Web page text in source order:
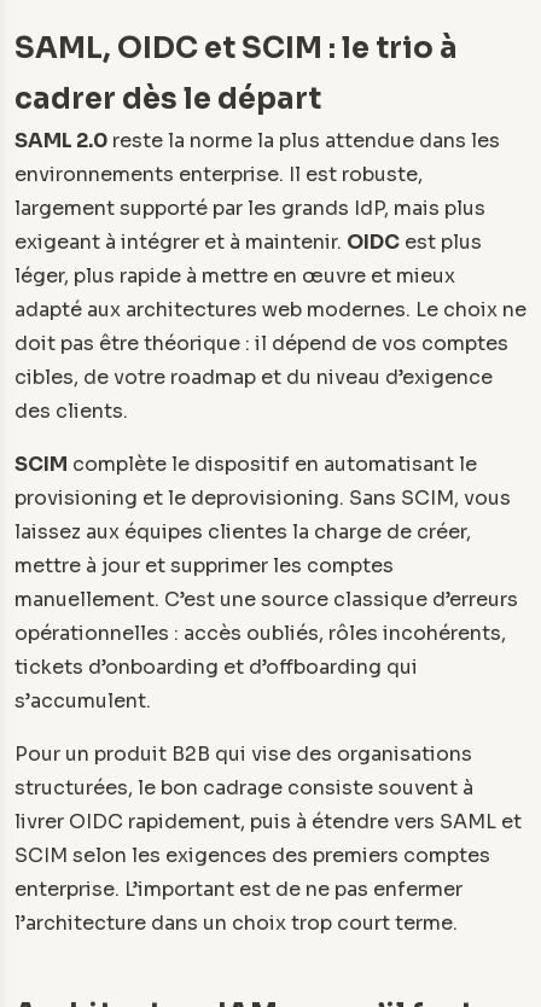
SAML, OIDC et SCIM : le trio à
cadrer dès le départ
SAML 2.0 reste la norme la plus attendue dans les
environnements enterprise. Il est robuste,
largement supporté par les grands IdP, mais plus
exigeant à intégrer et à maintenir. OIDC est plus
léger, plus rapide à mettre en œuvre et mieux
adapté aux architectures web modernes. Le choix ne
doit pas être théorique : il dépend de vos comptes
cibles, de votre roadmap et du niveau d’exigence
des clients.
SCIM complète le dispositif en automatisant le
provisioning et le deprovisioning. Sans SCIM, vous
laissez aux équipes clientes la charge de créer,
mettre à jour et supprimer les comptes
manuellement. C’est une source classique d’erreurs
opérationnelles : accès oubliés, rôles incohérents,
tickets d’onboarding et d’offboarding qui
s’accumulent.
Pour un produit B2B qui vise des organisations
structurées, le bon cadrage consiste souvent à
livrer OIDC rapidement, puis à étendre vers SAML et
SCIM selon les exigences des premiers comptes
enterprise. L’important est de ne pas enfermer
l’architecture dans un choix trop court terme.